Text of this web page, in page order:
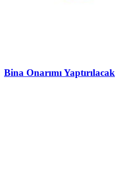
Bina Onarımı Yaptırılacak